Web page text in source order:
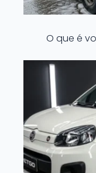
O que é